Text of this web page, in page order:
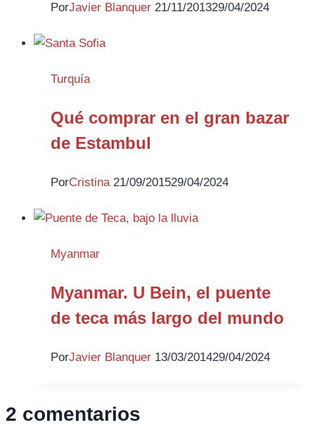
PorJavier Blanquer 21/11/201329/04/2024
Turquía
Qué comprar en el gran bazar
de Estambul
PorCristina 21/09/201529/04/2024
Myanmar
Myanmar. U Bein, el puente
de teca más largo del mundo
PorJavier Blanquer 13/03/201429/04/2024
2 comentarios